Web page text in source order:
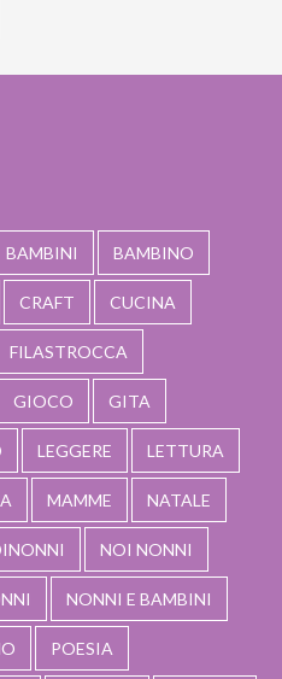
BAMBINI BAMBINO
CRAFT CUCINA
FILASTROCCA
GIOCO GITA
LEGGERE LETTURA
MAMME NATALE
NOI NONNI
NONNI E BAMBINI
POESIA